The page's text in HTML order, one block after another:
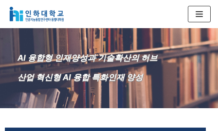
로
너
기
AI 융합형 인재양성과 기술확산의 허브
산업 혁신형 AI 융합 특화인재 양성